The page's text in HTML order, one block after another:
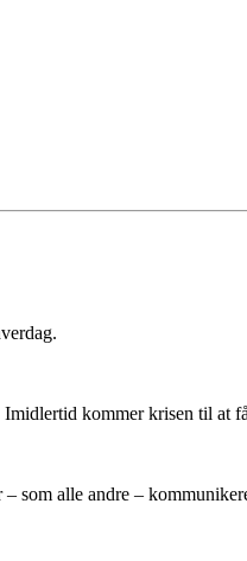
kommer krisen til at
som alle andre –